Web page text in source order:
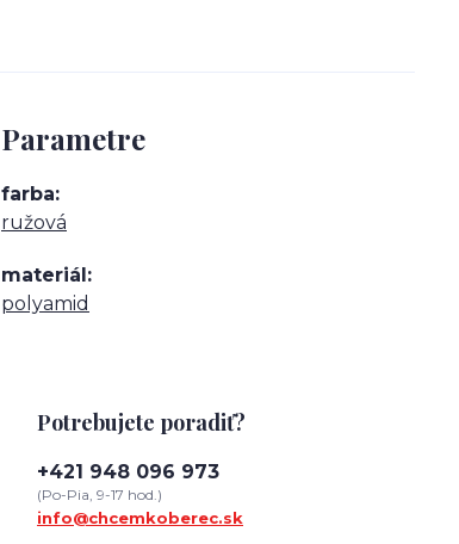
Parametre
farba
ružová
materiál
polyamid
Potrebujete poradiť?
+421 948 096 973
(Po-Pia, 9-17 hod.)
info@chcemkoberec.sk